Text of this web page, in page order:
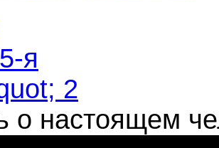
о настоящем